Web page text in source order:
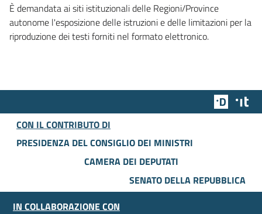
È demandata ai siti istituzionali delle Regioni/Province
autonome l'esposizione delle istruzioni e delle limitazioni per la
riproduzione dei testi forniti nel formato elettronico.
Team
CON IL CONTRIBUTO DI
PRESIDENZA DEL CONSIGLIO DEI MINISTRI
CAMERA DEI DEPUTATI
SENATO DELLA REPUBBLICA
IN COLLABORAZIONE CON